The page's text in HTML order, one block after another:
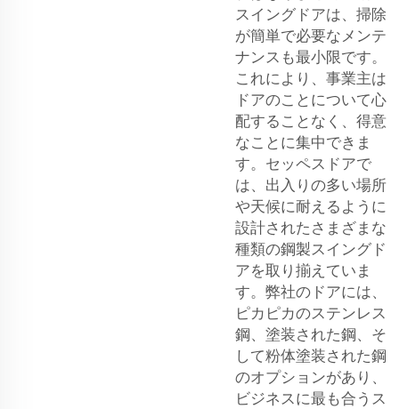
スイングドアは、掃除
が簡単で必要なメンテ
ナンスも最小限です。
これにより、事業主は
ドアのことについて心
配することなく、得意
なことに集中できま
す。セッペスドアで
は、出入りの多い場所
や天候に耐えるように
設計されたさまざまな
種類の鋼製スイングド
アを取り揃えていま
す。弊社のドアには、
ピカピカのステンレス
鋼、塗装された鋼、そ
して粉体塗装された鋼
のオプションがあり、
ビジネスに最も合うス